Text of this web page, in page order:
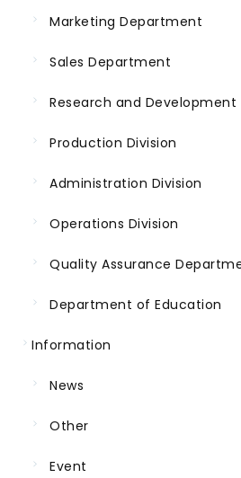
Marketing Department
Sales Department
Research and
Production Division
Administration Division
Operations Division
Quality Assurance
Department of Education
Information
News
Other
Event